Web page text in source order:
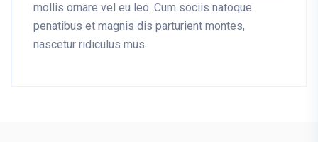
mollis ornare vel eu leo. Cum sociis natoque
penatibus et magnis dis parturient montes,
nascetur ridiculus mus.